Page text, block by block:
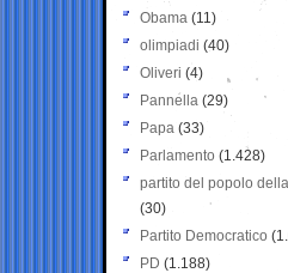
Obama (11)
olimpiadi (40)
Oliveri (4)
Pannella (29)
Papa (33)
Parlamento (1.428)
partito del popolo
(30)
Partito Democratico
PD (1.188)